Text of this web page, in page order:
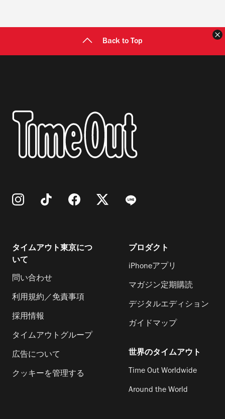
Back to Top
タイムアウト東京につ
いて
問い合わせ
利用規約／免責事項
採用情報
タイムアウトグループ
広告について
クッキーを管理する
プロダクト
iPhoneアプリ
マガジン定期購読
デジタルエディション
ガイドマップ
世界のタイムアウト
Time Out Worldwide
Around the World